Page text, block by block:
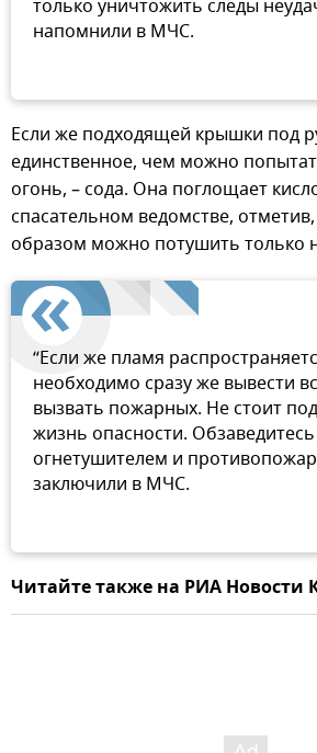
только уничтожить следы
напомнили в МЧС.
Если же подходящей крышки под
единственное, чем можно
огонь, – сода. Она поглощает
спасательном ведомстве,
образом можно потушить только
“Если же пламя
необходимо сразу же вывести
вызвать пожарных. Не стоит
жизнь опасности.
огнетушителем и
заключили в МЧС.
Читайте также на РИА Новости